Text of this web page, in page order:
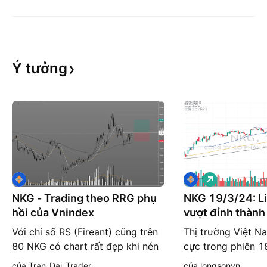
Ý tưởng
NKG - Trading theo RRG phụ
hồi của Vnindex
Với chỉ số RS (Fireant) cũng trên
80 NKG có chart rất đẹp khi nén
trên MA50. Thị trường nhìn chung
NKG 19/3/24:
vượt đỉnh thành
Thị trường Việt
cực trong phiên
số
G
i
á
l
ê